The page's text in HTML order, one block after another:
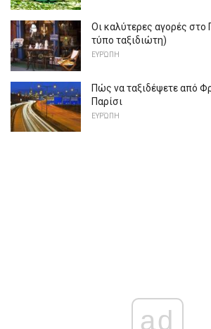
Οι καλύτερες αγορές στο
τύπο ταξιδιώτη)
ΕΥΡΏΠΗ
Πώς να ταξιδέψετε από
Παρίσι
ΕΥΡΏΠΗ
ad